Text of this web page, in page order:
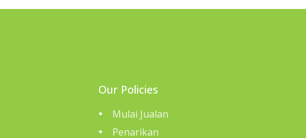
Our Policies
Mulai Jualan
Penarikan